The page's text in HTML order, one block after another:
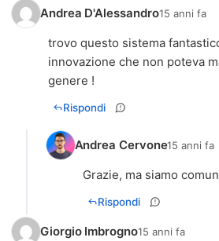
Andrea D'Alessandro15 anni fa
trovo questo sistema
innovazione che non poteva
genere !
Rispondi
Andrea Cervone15 anni fa
Grazie, ma siamo
Rispondi
Giorgio Imbrogno15 anni fa